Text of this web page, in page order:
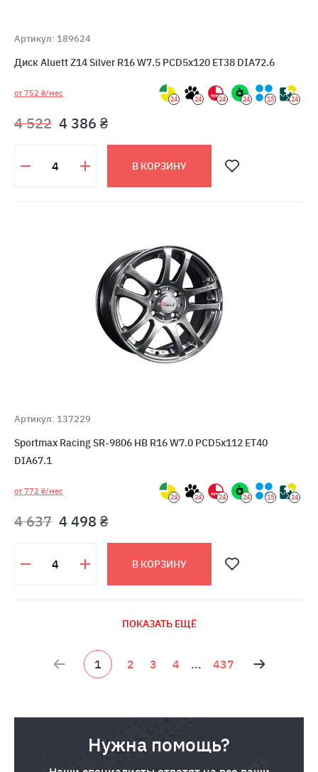
Артикул: 189624
Диск Aluett Z14 Silver R16 W7.5 PCD5x120 ET38 DIA72.6
от 752 ₴/мес
24 24 24 24 15 24
4 522 4 386 ₴
В КОРЗИНУ
Артикул: 137229
Sportmax Racing SR-9806 HB R16 W7.0 PCD5x112 ET40
DIA67.1
от 772 ₴/мес
24 24 24 24 15 24
4 637 4 498 ₴
В КОРЗИНУ
ПОКАЗАТЬ ЕЩЁ
1 2 3 4 ... 437
Нужна помощь?